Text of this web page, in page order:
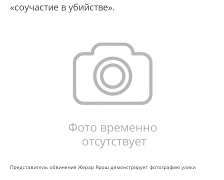
«соучастие в убийстве».
Представитель обвинения Жерар Ярош демонстрирует фотографию улики